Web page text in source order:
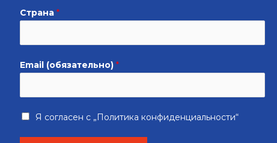
Страна *
Email (обязательно) *
Я согласен с „Политика конфиденциальности“